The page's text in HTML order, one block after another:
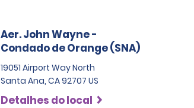
Aer. John Wayne -
Condado de Orange (SNA)
19051 Airport Way North
Santa Ana, CA 92707 US
Detalhes do local